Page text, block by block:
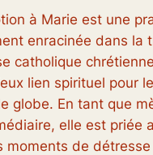
à Marie est une
enracinée dans la
catholique
lien spirituel pour
globe. En tant que
elle est priée
moments de